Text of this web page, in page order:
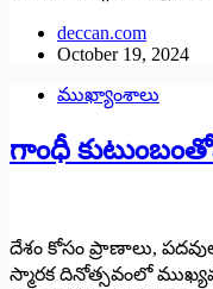
deccan.com
October 19, 2024
ముఖ్యాంశాలు
గాంధీ
దేశం కోసం ప్రాణాలు,
స్మారక దినోత్సవంలో